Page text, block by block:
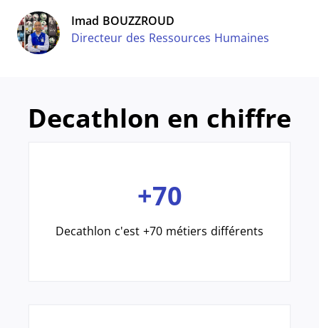
Imad BOUZZROUD
Directeur des Ressources Humaines
Decathlon en chiffre
+70
Decathlon c'est +70 métiers différents